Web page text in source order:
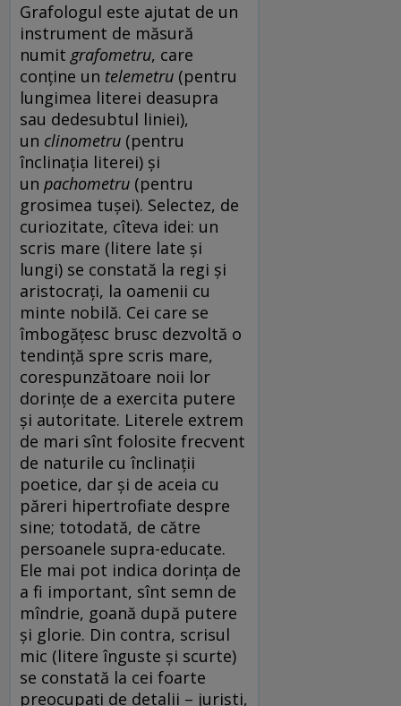
Grafologul este ajutat de un
instrument de măsură
numit grafometru, care
conține un telemetru (pentru
lungimea literei deasupra
sau dedesubtul liniei),
un clinometru (pentru
înclinația literei) și
un pachometru (pentru
grosimea tușei). Selectez, de
curiozitate, cîteva idei: un
scris mare (litere late și
lungi) se constată la regi și
aristocrați, la oamenii cu
minte nobilă. Cei care se
îmbogățesc brusc dezvoltă o
tendință spre scris mare,
corespunzătoare noii lor
dorințe de a exercita putere
și autoritate. Literele extrem
de mari sînt folosite frecvent
de naturile cu înclinații
poetice, dar și de aceia cu
păreri hipertrofiate despre
sine; totodată, de către
persoanele supra-educate.
Ele mai pot indica dorința de
a fi important, sînt semn de
mîndrie, goană după putere
și glorie. Din contra, scrisul
mic (litere înguste și scurte)
se constată la cei foarte
preocupați de detalii – juriști,